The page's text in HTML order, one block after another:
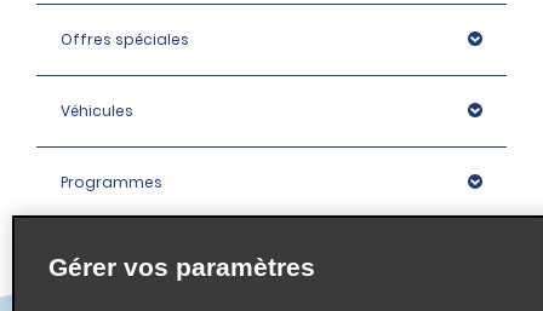
Offres spéciales
Véhicules
Programmes
Entreprise
Gérer vos paramètres